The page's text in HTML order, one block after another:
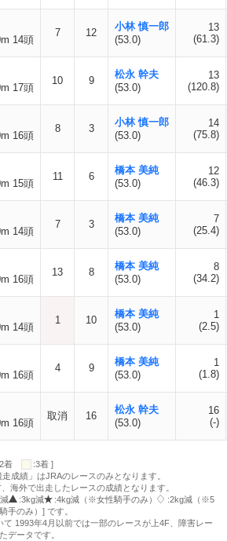
14頭
7 12
小林 慎一郎
(53.0)
13
(61.3)
17頭
10 9
松永 幹夫
(53.0)
13
(120.8)
16頭
8 3
小林 慎一郎
(53.0)
14
(75.8)
15頭
11 6
橋本 美純
(53.0)
12
(46.3)
14頭
7 3
橋本 美純
(53.0)
7
(25.4)
16頭
13 8
橋本 美純
(53.0)
8
(34.2)
14頭
1 10
橋本 美純
(53.0)
1
(2.5)
16頭
4 9
橋本 美純
(53.0)
1
(1.8)
16頭
取消 16
松永 幹夫
(53.0)
16
(-)
着
:3着 ]
成績」はJRAのレースのみとなります。
海外で出走したレースの成績となります。
:3kg減 :4kg減（※女性騎手のみ）
:2kg減（※5
手のみ）] です。
1993年4月以前では一部のレースが上4F、障害レー
データです。